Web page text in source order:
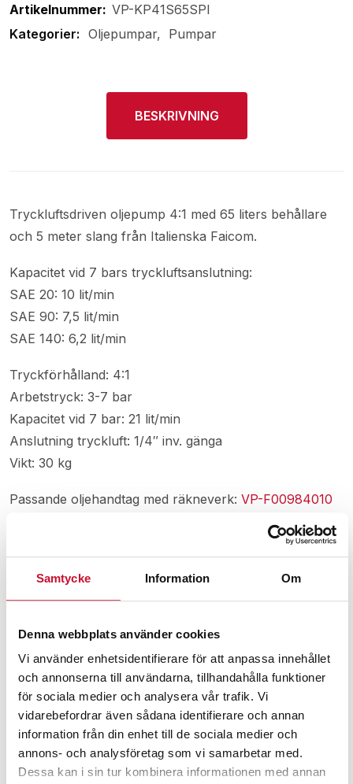
Samtycke Information Om
Denna webbplats använder cookies
Vi använder enhetsidentifierare för att anpassa innehållet
och annonserna till användarna, tillhandahålla funktioner
för sociala medier och analysera vår trafik. Vi
vidarebefordrar även sådana identifierare och annan
information från din enhet till de sociala medier och
annons- och analysföretag som vi samarbetar med.
Dessa kan i sin tur kombinera informationen med annan
Artikelnummer: VP-KP41S65SPI
Oljepumpar
Pumpar
BESKRIVNING
Tryckluftsdriven oljepump 4:1 med 65 liters behållare
och 5 meter slang från Italienska Faicom.
Kapacitet vid 7 bars tryckluftsanslutning:
SAE 20: 10 lit/min
SAE 90: 7,5 lit/min
SAE 140: 6,2 lit/min
Tryckförhålland: 4:1
Arbetstryck: 3-7 bar
Kapacitet vid 7 bar: 21 lit/min
Anslutning tryckluft: 1/4″ inv. gänga
Vikt: 30 kg
Passande oljehandtag med räkneverk: VP-F00984010
https://www.verkstadsprodukter.se/produkt-
Relaterade produkter